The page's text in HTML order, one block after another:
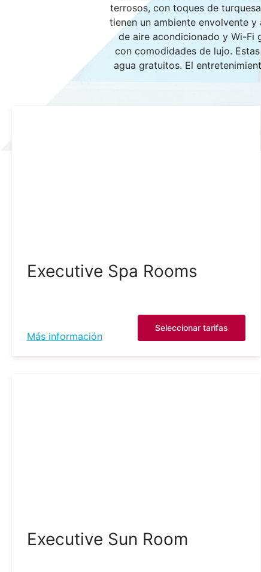
terrosos, con toques de
tienen un ambiente envolvente
de aire acondicionado y Wi-Fi
con comodidades de lujo.
agua gratuitos. El
Executive Spa Rooms
Más información
Seleccionar tarifas
Executive Sun Room